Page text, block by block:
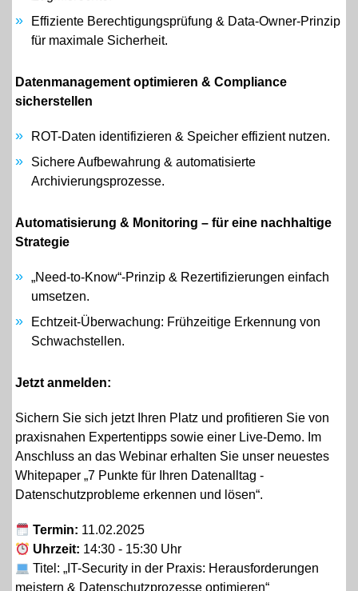
Effiziente Berechtigungsprüfung & Data-Owner-Prinzip
für maximale Sicherheit.
Datenmanagement optimieren & Compliance
sicherstellen
ROT-Daten identifizieren & Speicher effizient nutzen.
Sichere Aufbewahrung & automatisierte
Archivierungsprozesse.
Automatisierung & Monitoring – für eine nachhaltige
Strategie
„Need-to-Know“-Prinzip & Rezertifizierungen einfach
umsetzen.
Echtzeit-Überwachung: Frühzeitige Erkennung von
Schwachstellen.
Jetzt anmelden:
Sichern Sie sich jetzt Ihren Platz und profitieren Sie von
praxisnahen Expertentipps sowie einer Live-Demo. Im
Anschluss an das Webinar erhalten Sie unser neuestes
Whitepaper „7 Punkte für Ihren Datenalltag -
Datenschutzprobleme erkennen und lösen“.
Termin: 11.02.2025
Uhrzeit: 14:30 - 15:30 Uhr
Titel: „IT-Security in der Praxis: Herausforderungen
meistern & Datenschutzprozesse optimieren“